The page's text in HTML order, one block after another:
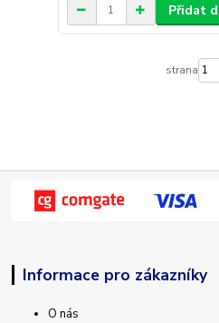
Přidat
strana
Informace pro zákazníky
O nás